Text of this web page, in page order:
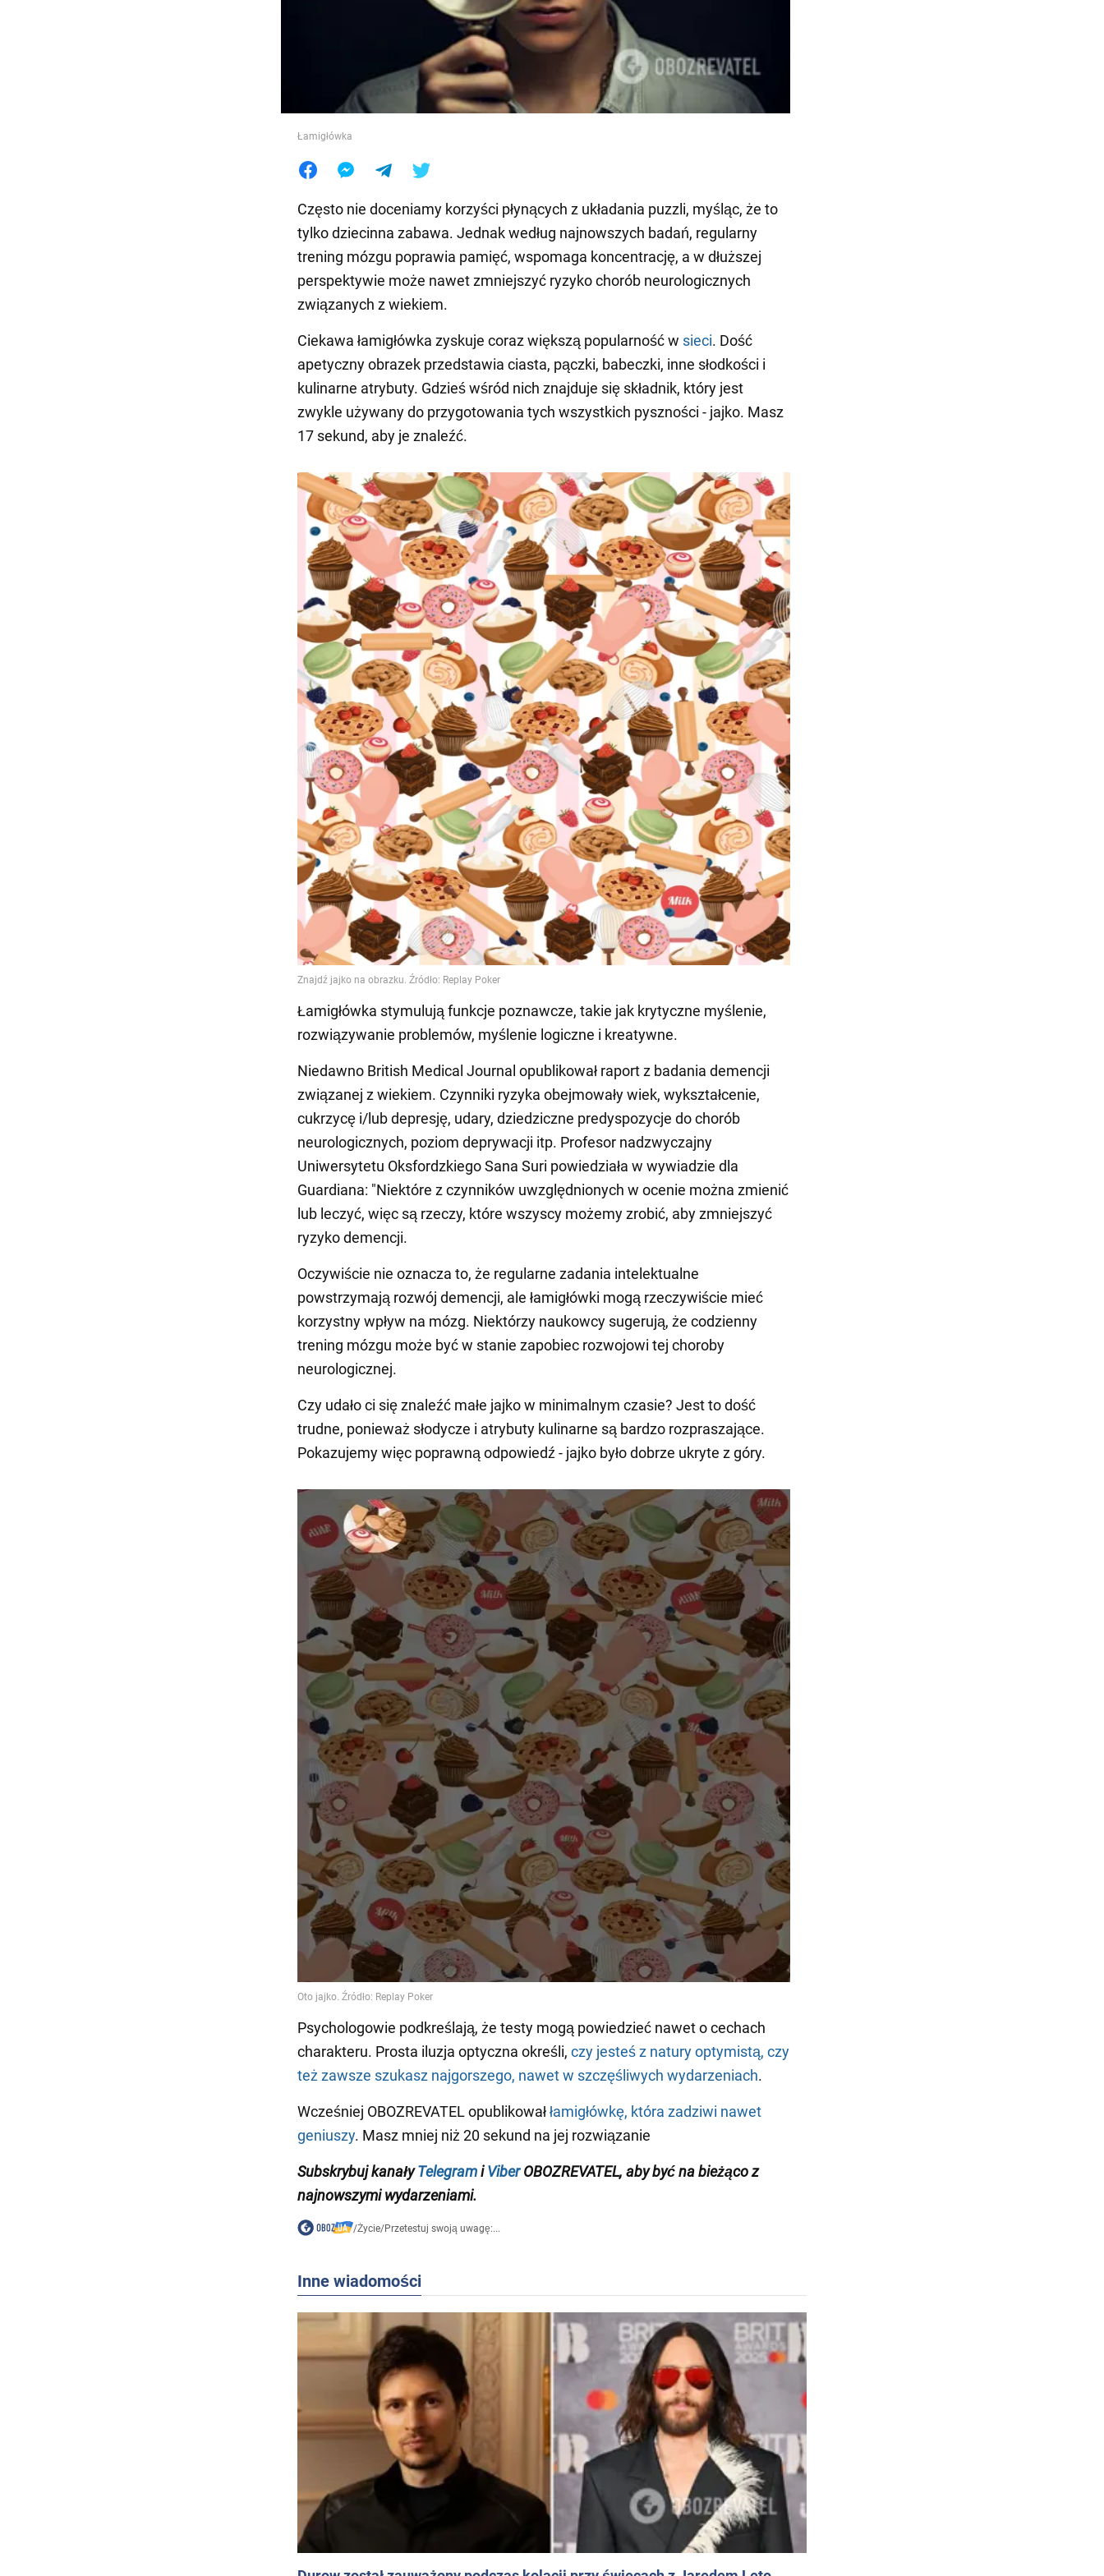
Łamigłówka
Często nie doceniamy korzyści płynących z układania puzzli, myśląc, że to
tylko dziecinna zabawa. Jednak według najnowszych badań, regularny
trening mózgu poprawia pamięć, wspomaga koncentrację, a w dłuższej
perspektywie może nawet zmniejszyć ryzyko chorób neurologicznych
związanych z wiekiem.
Ciekawa łamigłówka zyskuje coraz większą popularność w sieci. Dość
apetyczny obrazek przedstawia ciasta, pączki, babeczki, inne słodkości i
kulinarne atrybuty. Gdzieś wśród nich znajduje się składnik, który jest
zwykle używany do przygotowania tych wszystkich pyszności - jajko. Masz
17 sekund, aby je znaleźć.
Łamigłówka stymulują funkcje poznawcze, takie jak krytyczne myślenie,
rozwiązywanie problemów, myślenie logiczne i kreatywne.
Niedawno British Medical Journal opublikował raport z badania demencji
związanej z wiekiem. Czynniki ryzyka obejmowały wiek, wykształcenie,
cukrzycę i/lub depresję, udary, dziedziczne predyspozycje do chorób
neurologicznych, poziom deprywacji itp. Profesor nadzwyczajny
Uniwersytetu Oksfordzkiego Sana Suri powiedziała w wywiadzie dla
Guardiana: "Niektóre z czynników uwzględnionych w ocenie można zmienić
lub leczyć, więc są rzeczy, które wszyscy możemy zrobić, aby zmniejszyć
ryzyko demencji.
Oczywiście nie oznacza to, że regularne zadania intelektualne
powstrzymają rozwój demencji, ale łamigłówki mogą rzeczywiście mieć
korzystny wpływ na mózg. Niektórzy naukowcy sugerują, że codzienny
trening mózgu może być w stanie zapobiec rozwojowi tej choroby
neurologicznej.
Czy udało ci się znaleźć małe jajko w minimalnym czasie? Jest to dość
trudne, ponieważ słodycze i atrybuty kulinarne są bardzo rozpraszające.
Pokazujemy więc poprawną odpowiedź - jajko było dobrze ukryte z góry.
Psychologowie podkreślają, że testy mogą powiedzieć nawet o cechach
charakteru. Prosta iluzja optyczna określi, czy jesteś z natury optymistą, czy
też zawsze szukasz najgorszego, nawet w szczęśliwych wydarzeniach.
Wcześniej OBOZREVATEL opublikowałłamigłówkę, która zadziwi nawet
geniuszy. Masz mniej niż 20 sekund na jej rozwiązanie
Subskrybuj kanałyTelegramiViber OBOZREVATEL, aby być na bieżąco z
najnowszymi wydarzeniami.
/Życie/Przetestuj swoją uwagę:...
Inne wiadomości